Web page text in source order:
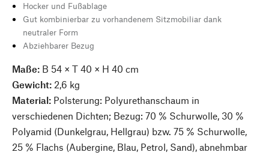
Hocker und Fußablage
Gut kombinierbar zu vorhandenem Sitzmobiliar dank
neutraler Form
Abziehbarer Bezug
Maße: B 54 × T 40 × H 40 cm
Gewicht: 2,6 kg
Material: Polsterung: Polyurethanschaum in
verschiedenen Dichten; Bezug: 70 % Schurwolle, 30 %
Polyamid (Dunkelgrau, Hellgrau) bzw. 75 % Schurwolle,
25 % Flachs (Aubergine, Blau, Petrol, Sand), abnehmbar